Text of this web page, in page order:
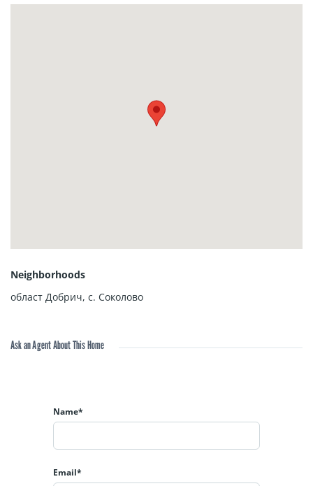
Neighborhoods
област Добрич, с. Соколово
Ask an Agent About This Home
Name*
Email*